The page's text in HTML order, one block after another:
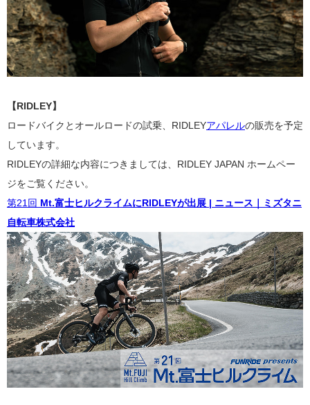
【RIDLEY】
ロードバイクとオールロードの試乗、RIDLEYアパレルの販売を予定
しています。
RIDLEYの詳細な内容につきましては、RIDLEY JAPAN ホームペー
ジをご覧ください。
第21回 Mt.富士ヒルクライムにRIDLEYが出展 | ニュース｜ミズタニ
自転車株式会社